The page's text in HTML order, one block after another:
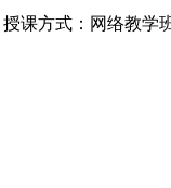
授课方式：网络教学